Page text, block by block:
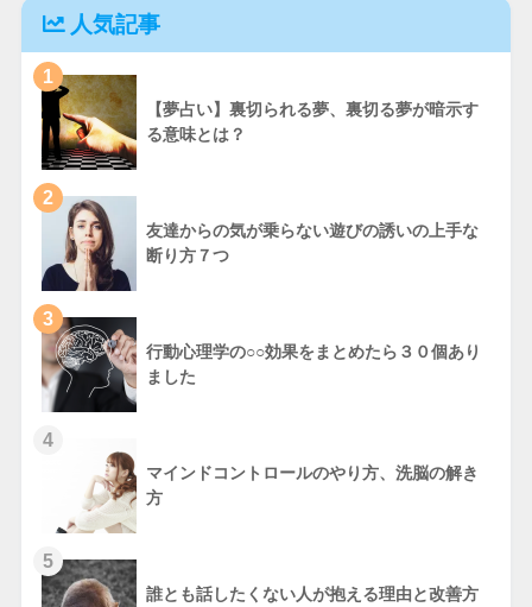
人気記事
1
【夢占い】裏切られる夢、裏切る夢が暗示す
る意味とは？
2
友達からの気が乗らない遊びの誘いの上手な
断り方７つ
3
行動心理学の○○効果をまとめたら３０個あり
ました
4
マインドコントロールのやり方、洗脳の解き
方
5
誰とも話したくない人が抱える理由と改善方